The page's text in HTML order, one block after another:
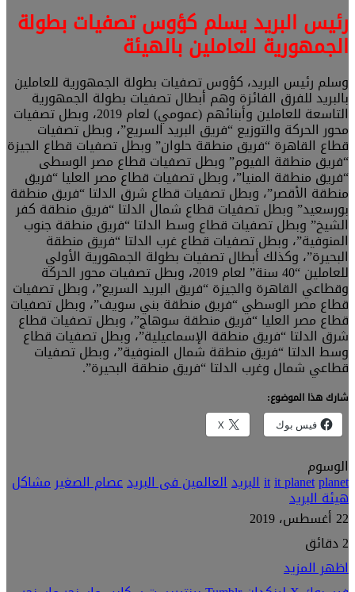
رئيس البريد يسلم كؤوس تصفيات بطولة
الجمهورية للعاملين بالهيئة
وسلم رئيس البريد، كؤوس تصفيات بطولة الجمهورية للعاملين
بالبريد للفرق الفائزة وهم أبطال تصفيات بطولة الجمهورية
التاسعة للعاملين وأبنائهم (عمومي) لعام 2019، وبطل تصفيات
محور الحركة والتوزيع “فريق البريد السريع”، وبطل تصفيات
قطاع القاهرة “فريق منطقة حلوان” وبطل تصفيات قطاع الجيزة
“فريق منطقة الفيوم” وبطل تصفيات قطاع مصر الوسطى
“فريق منطقة المنيا”، وبطل تصفيات قطاع مصر العليا “فريق
منطقة الأقصر”، وبطل تصفيات قطاع شرق الدلتا “فريق منطقة
بورسعيد” وبطل تصفيات قطاع شمال الدلتا “فريق منطقة كفر
الشيخ” وبطل تصفيات قطاع وسط الدلتا “فريق منطقة جنوب
المنوفية”، وبطل تصفيات قطاع غرب الدلتا “فريق منطقة
البحيرة”، وكذلك أبطال تصفيات بطولة الجمهورية الأولي
للعاملين “40 سنة” لعام 2019، وبطل تصفيات محور الحركة
وقطاعي القاهرة والجيزة “فريق البريد السريع”، وبطل تصفيات
قطاع مصر الوسطي “فريق منطقة بني سويف”، وبطل تصفيات
قطاع مصر العليا “فريق منطقة سوهاج”، وبطل تصفيات قطاع
شرق الدلتا “فريق منطقة الإسماعيلية”، وبطل تصفيات قطاع
وسط الدلتا “فريق منطقة شمال المنوفية”، وبطل تصفيات
قطاعي شمال وغرب الدلتا “فريق منطقة البحيرة”.
شارك هذا الموضوع:
فيس بوك X
الوسوم
itit planetplanet البريدالعالمين فى البريدعصام الصغير مشاكل
هيئة البريد
22 أغسطس، 2019
2 دقائق
اظهر المزيد